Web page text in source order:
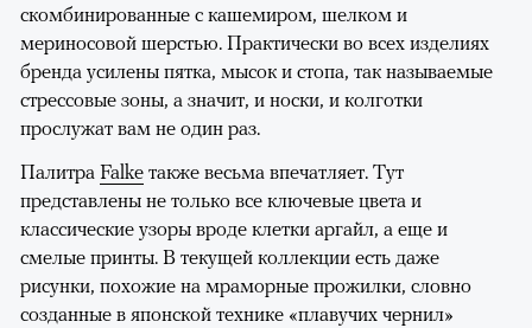
cкомбинированные с кашемиром, шелком и
мериносовой шерстью. Практически во всех изделиях
бренда усилены пятка, мысок и стопа, так называемые
стрессовые зоны, а значит, и носки, и колготки
прослужат вам не один раз.
Палитра Falke также весьма впечатляет. Тут
представлены не только все ключевые цвета и
классические узоры вроде клетки аргайл, а еще и
смелые принты. В текущей коллекции есть даже
рисунки, похожие на мраморные прожилки, словно
созданные в японской технике «плавучих чернил»